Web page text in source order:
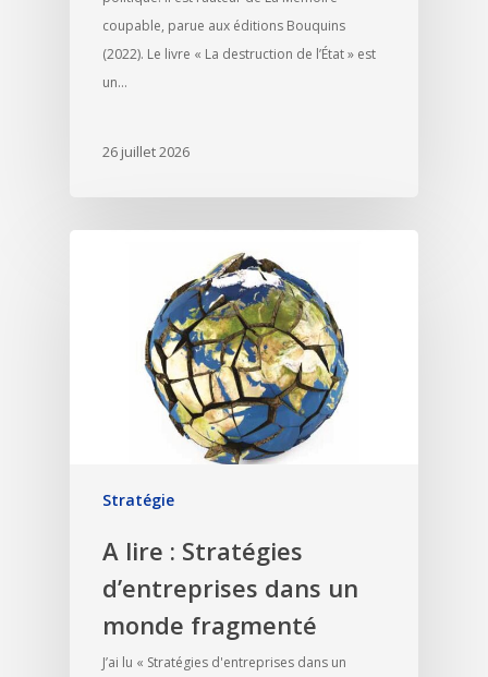
coupable, parue aux éditions Bouquins
(2022). Le livre « La destruction de l’État » est
un…
26 juillet 2026
Stratégie
A lire : Stratégies
d’entreprises dans un
monde fragmenté
J’ai lu « Stratégies d'entreprises dans un